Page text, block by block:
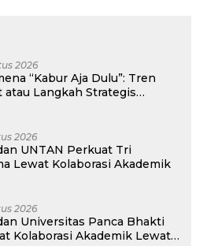
2026
“Kabur Aja Dulu”: Tren
atau Langkah Strategis
2026
UNTAN Perkuat Tri
Lewat Kolaborasi Akademik
2026
Universitas Panca Bhakti
Kolaborasi Akademik Lewat